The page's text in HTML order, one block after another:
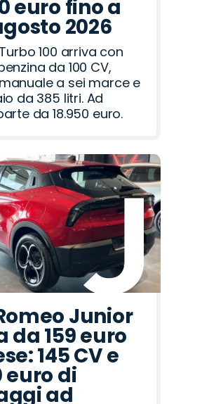
euro fino a
2026
100 arriva con
da 100 CV,
a sei marce e
da 385 litri. Ad
da 18.950 euro.
Junior
da 159 euro
145 CV e
euro di
ad